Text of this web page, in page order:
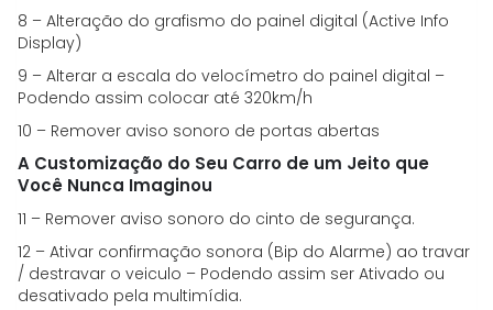
8 – Alteração do grafismo do painel digital (Active Info
Display)
9 – Alterar a escala do velocímetro do painel digital –
Podendo assim colocar até 320km/h
10 – Remover aviso sonoro de portas abertas
A Customização do Seu Carro de um Jeito que
Você Nunca Imaginou
11 – Remover aviso sonoro do cinto de segurança.
12 – Ativar confirmação sonora (Bip do Alarme) ao travar
/ destravar o veiculo – Podendo assim ser Ativado ou
desativado pela multimídia.